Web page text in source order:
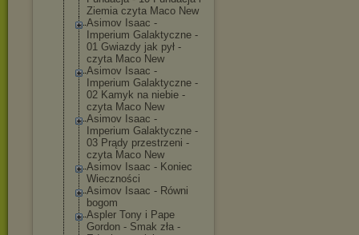
Ziemia czyta Maco New
Asimov Isaac -
Imperium Galaktyczne -
01 Gwiazdy jak pył -
czyta Maco New
Asimov Isaac -
Imperium Galaktyczne -
02 Kamyk na niebie -
czyta Maco New
Asimov Isaac -
Imperium Galaktyczne -
03 Prądy przestrzeni -
czyta Maco New
Asimov Isaac - Koniec
Wieczności
Asimov Isaac - Równi
bogom
Aspler Tony i Pape
Gordon - Smak zła -